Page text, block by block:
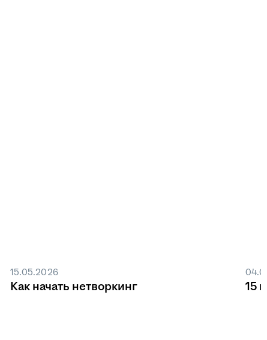
15.05.2026
Как начать нетворкинг 15